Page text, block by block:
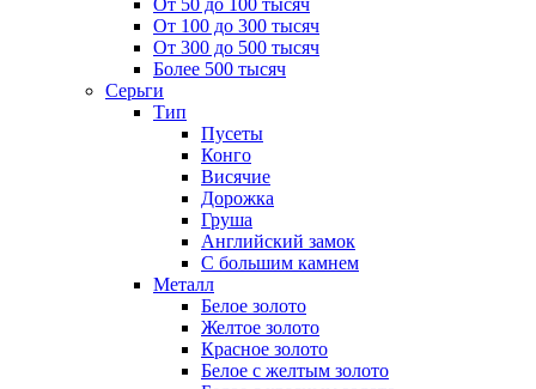
От 50 до 100 тысяч
От 100 до 300 тысяч
От 300 до 500 тысяч
Более 500 тысяч
Серьги
Тип
Пусеты
Конго
Висячие
Дорожка
Груша
Английский замок
С большим камнем
Металл
Белое золото
Желтое золото
Красное золото
Белое с желтым золото